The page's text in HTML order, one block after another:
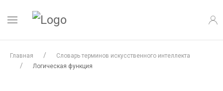
Главная
Словарь терминов искусственного интеллекта
Логическая функция